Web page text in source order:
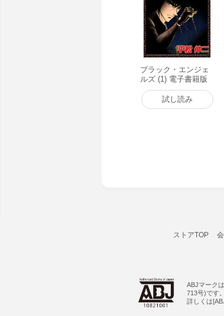
ブラック・エンジェ
ルズ (1) 電子書籍版
試し読み
ストアTOP
ABJマーク
713号)です。
詳しくは